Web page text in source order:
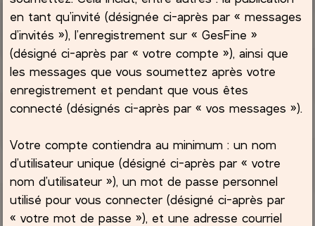
en tant qu’invité (désignée ci-après par « messages
d’invités »), l’enregistrement sur « GesFine »
(désigné ci-après par « votre compte »), ainsi que
les messages que vous soumettez après votre
enregistrement et pendant que vous êtes
connecté (désignés ci-après par « vos messages »).
Votre compte contiendra au minimum : un nom
d’utilisateur unique (désigné ci-après par « votre
nom d’utilisateur »), un mot de passe personnel
utilisé pour vous connecter (désigné ci-après par
« votre mot de passe »), et une adresse courriel